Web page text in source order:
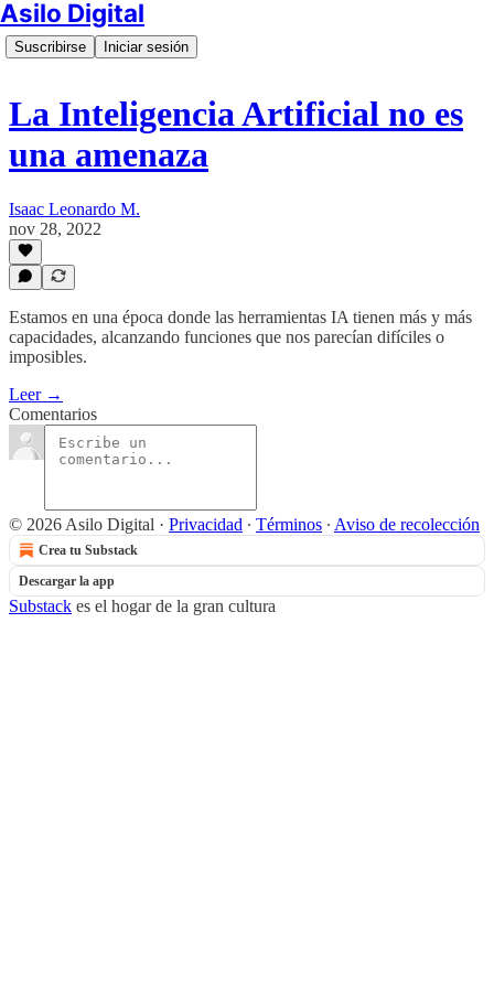
Asilo Digital
Suscribirse Iniciar sesión
La Inteligencia Artificial no es
una amenaza
Isaac Leonardo M.
nov 28, 2022
Estamos en una época donde las herramientas IA tienen más y más
capacidades, alcanzando funciones que nos parecían difíciles o
imposibles.
Leer →
Comentarios
© 2026 Asilo Digital · Privacidad ∙ Términos ∙ Aviso de recolección
Crea tu Substack
Descargar la app
Substack es el hogar de la gran cultura